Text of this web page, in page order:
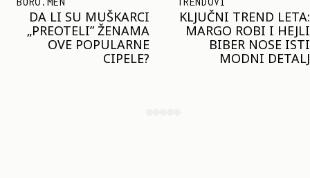
DA LI SU MUŠKARCI
„PREOTELI” ŽENAMA
OVE POPULARNE
CIPELE?
KLJUČNI TREND LETA:
MARGO ROBI I HEJLI
BIBER NOSE ISTI
MODNI DETALJ